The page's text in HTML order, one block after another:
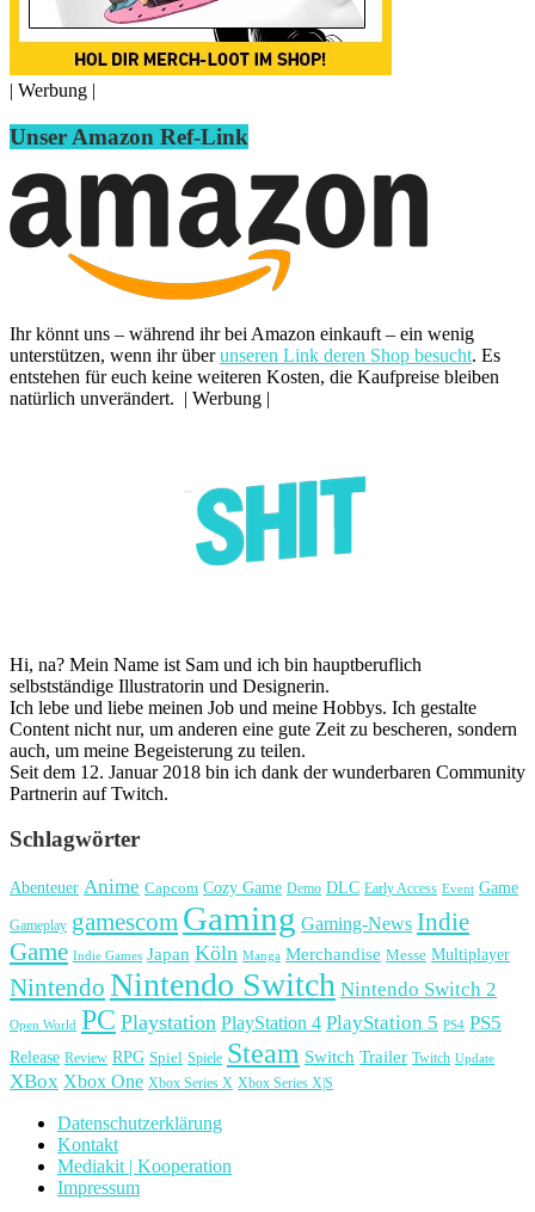
| Werbung |
Unser Amazon Ref-Link
Ihr könnt uns – während ihr bei Amazon einkauft – ein wenig
unterstützen, wenn ihr überunseren Link deren Shop besucht. Es
entstehen für euch keine weiteren Kosten, die Kaufpreise bleiben
natürlich unverändert. | Werbung |
Hi, na? Mein Name ist Sam und ich bin hauptberuflich
selbstständige Illustratorin und Designerin.
Ich lebe und liebe meinen Job und meine Hobbys. Ich gestalte
Content nicht nur, um anderen eine gute Zeit zu bescheren, sondern
auch, um meine Begeisterung zu teilen.
Seit dem 12. Januar 2018 bin ich dank der wunderbaren Community
Partnerin auf Twitch.
Schlagwörter
Abenteuer Anime Capcom Cozy Game Demo DLC Early Access Event Game
Gameplay gamescom Gaming Gaming-News Indie
Game Indie Games Japan Köln Manga Merchandise Messe Multiplayer
Nintendo Nintendo Switch Nintendo Switch 2
Open World PC Playstation PlayStation 4 PlayStation 5 PS4 PS5
Release Review RPG Spiel Spiele Steam Switch Trailer Twitch Update
XBox Xbox One Xbox Series X Xbox Series X|S
Datenschutzerklärung
Kontakt
Mediakit | Kooperation
Impressum